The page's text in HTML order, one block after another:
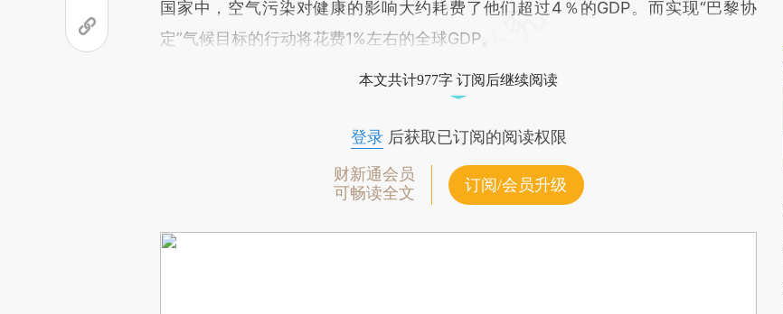
国家中，空气污染对健康的影响大约耗费了他们超过4％的GDP。而实现“巴黎协
定”气候目标的行动将花费1%左右的全球GDP。
本文共计977字 订阅后继续阅读
登录后获取已订阅的阅读权限
财新通会员
可畅读全文
订阅/会员升级